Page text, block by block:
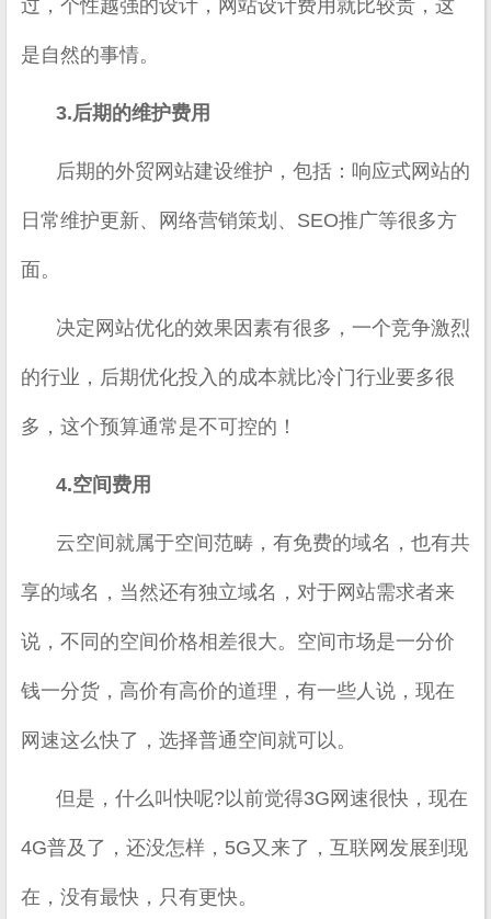
过，个性越强的设计，网站设计费用就比较贵，这
是自然的事情。
3.后期的维护费用
后期的外贸网站建设维护，包括：响应式网站的
日常维护更新、网络营销策划、SEO推广等很多方
面。
决定网站优化的效果因素有很多，一个竞争激烈
的行业，后期优化投入的成本就比冷门行业要多很
多，这个预算通常是不可控的！
4.空间费用
云空间就属于空间范畴，有免费的域名，也有共
享的域名，当然还有独立域名，对于网站需求者来
说，不同的空间价格相差很大。空间市场是一分价
钱一分货，高价有高价的道理，有一些人说，现在
网速这么快了，选择普通空间就可以。
但是，什么叫快呢?以前觉得3G网速很快，现在
4G普及了，还没怎样，5G又来了，互联网发展到现
在，没有最快，只有更快。